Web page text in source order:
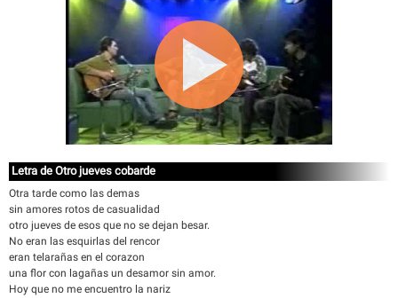
Letra de Otro jueves cobarde
Otra tarde como las demas
sin amores rotos de casualidad
otro jueves de esos que no se dejan besar.
No eran las esquirlas del rencor
eran telarañas en el corazon
una flor con lagañas un desamor sin amor.
Hoy que no me encuentro la nariz